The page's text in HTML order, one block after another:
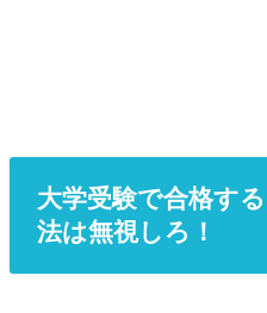
大学受験で合格す
法は無視しろ！